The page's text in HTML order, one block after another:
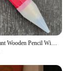
18/35CM Giant Wooden Pencil With Eraser Painter Artist Student Fun Novelty Gift Toy Performance Prop Stationery School Supplies